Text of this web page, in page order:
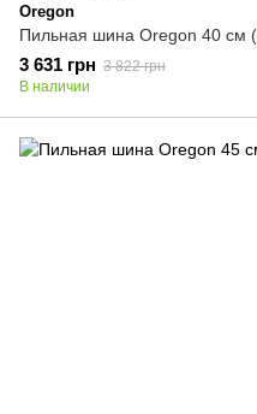
Oregon
Пильная шина Oregon 40 см
3 631 грн 3 822 грн
В наличии